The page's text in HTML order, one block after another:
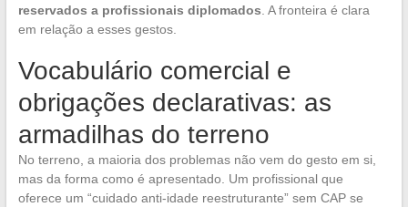
reservados a profissionais diplomados . A fronteira é clara
em relação a esses gestos.
Vocabulário comercial e
obrigações declarativas: as
armadilhas do terreno
No terreno, a maioria dos problemas não vem do gesto em si,
mas da forma como é apresentado. Um profissional que
oferece um “cuidado anti-idade reestruturante” sem CAP se